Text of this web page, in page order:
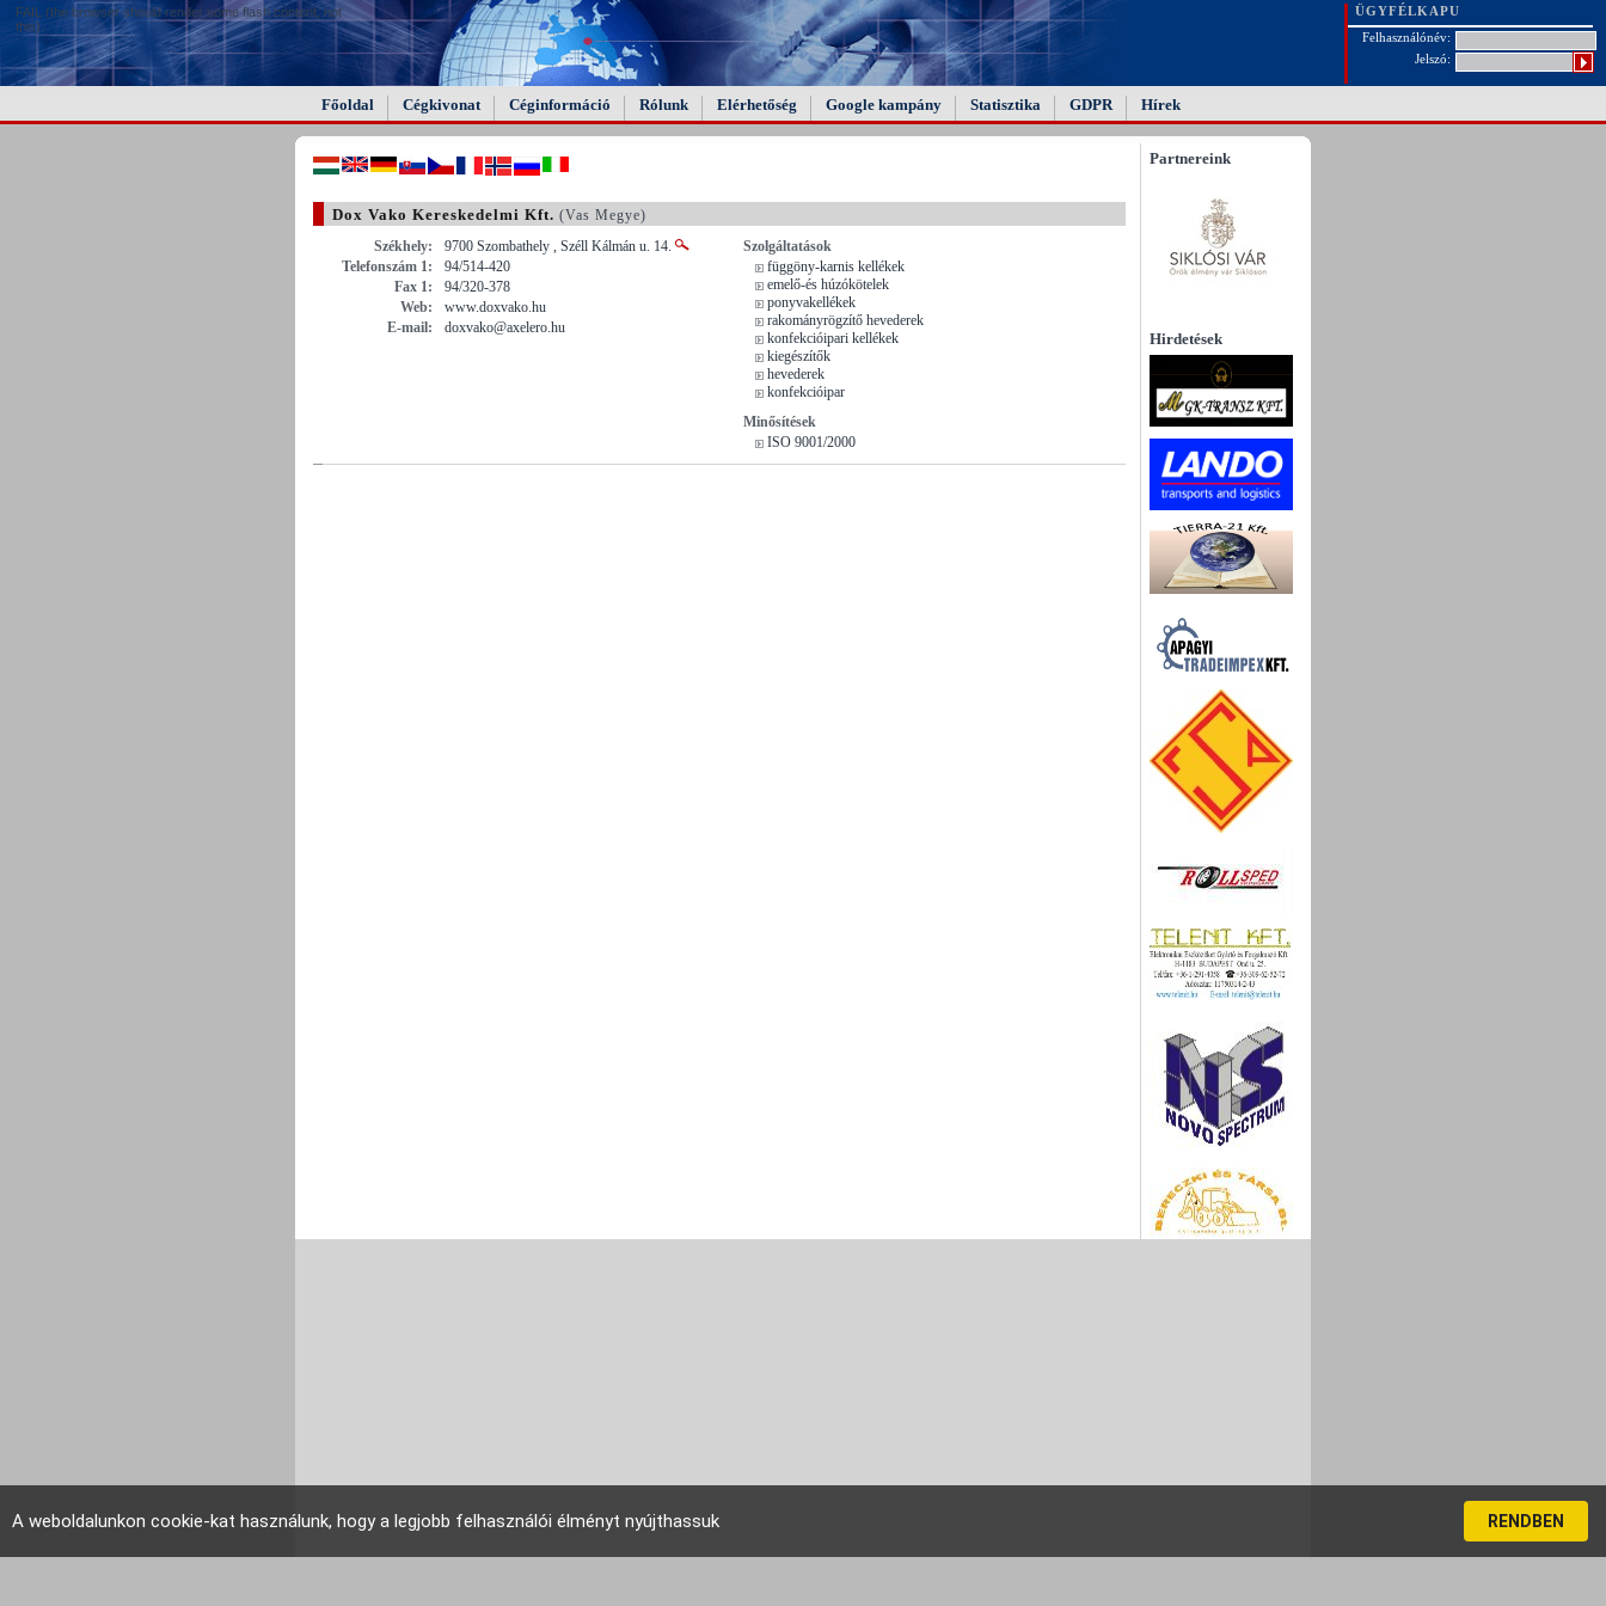
FAIL (the browser should render some flash content, not
this).
ÜGYFÉLKAPU
Felhasználónév:
Jelszó:
Főoldal Cégkivonat Céginformáció Rólunk Elérhetőség Google kampány Statisztika GDPR Hírek
Dox Vako Kereskedelmi Kft. (Vas Megye)
Székhely:
9700 Szombathely , Széll Kálmán u. 14.
Telefonszám 1:
94/514-420
Fax 1:
94/320-378
Web:
www.doxvako.hu
E-mail:
doxvako@axelero.hu
Szolgáltatások
függöny-karnis kellékek
emelő-és húzókötelek
ponyvakellékek
rakományrögzítő hevederek
konfekcióipari kellékek
kiegészítők
hevederek
konfekcióipar
Minősítések
ISO 9001/2000
Partnereink
Hirdetések
A weboldalunkon cookie-kat használunk, hogy a legjobb felhasználói élményt nyújthassuk RENDBEN